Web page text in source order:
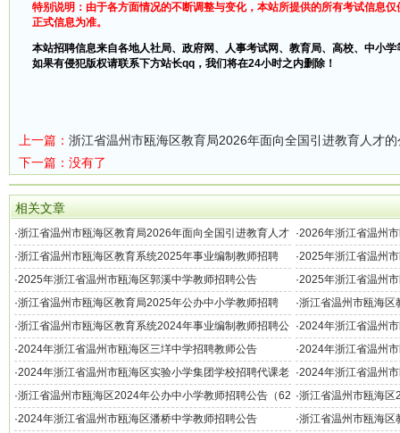
特别说明：由于各方面情况的不断调整与变化，本站所提供的所有考试信息
正式信息为准。
本站招聘信息来自各地人社局、政府网、人事考试网、教育局、高校、中小
如果有侵犯版权请联系下方站长qq，我们将在24小时之内删除！
上一篇： 浙江省温州市瓯海区教育局2026年面向全国引进教育人才的
下一篇：没有了
相关文章
·浙江省温州市瓯海区教育局2026年面向全国引进教育人才
的公告
·2026年浙江省温州
调优秀教师公告
·浙江省温州市瓯海区教育系统2025年事业编制教师招聘
131名公告
·2025年浙江省温州
·2025年浙江省温州市瓯海区郭溪中学教师招聘公告 ·2025年浙江省温州
·浙江省温州市瓯海区教育局2025年公办中小学教师招聘
111名公告
·浙江省温州市瓯海
·浙江省温州市瓯海区教育系统2024年事业编制教师招聘公
告（119名）
·2024年浙江省温州
聘的公告
·2024年浙江省温州市瓯海区三垟中学招聘教师公告 ·2024年浙江省温州
·2024年浙江省温州市瓯海区实验小学集团学校招聘代课老
师公告
·2024年浙江省温州
·浙江省温州市瓯海区2024年公办中小学教师招聘公告（62
名）
·浙江省温州市瓯海区
·2024年浙江省温州市瓯海区潘桥中学教师招聘公告 ·浙江省温州市瓯海区